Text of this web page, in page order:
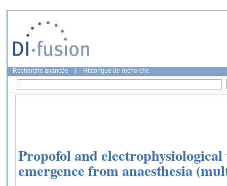
Recherche avancée Historique de recherche
Propofol and
emergence from anaesthesia